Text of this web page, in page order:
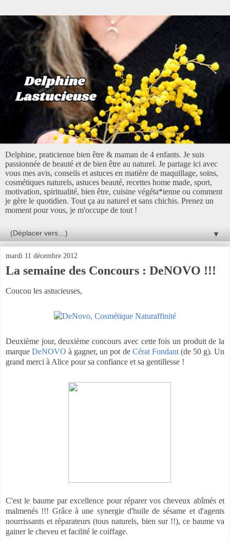
Delphine, praticienne bien être & maman de 4 enfants. Je suis
passionnée de beauté et de bien être au naturel. Je partage ici avec
vous mes avis, conseils et astuces en matière de maquillage, soins,
cosmétiques naturels, astuces beauté, recettes home made, sport,
motivation, spiritualité, bien être, cuisine végéta*ienne ou comment
je gère le quotidien. Tout ça au naturel et sans chichis. Prenez un
moment pour vous, je m'occupe de tout !
▼
mardi 11 décembre 2012
La semaine des Concours : DeNOVO !!!
Coucou les astucieuses,
Deuxième jour, deuxième concours avec cette fois un produit de la
marqueDeNOVOà gagner, un pot de Cérat Fondant(de 50 g). Un
grand merci à Alice pour sa confiance et sa gentillesse !
C'est le baume par excellence pour réparer vos cheveux abîmés et
malmenés !!! Grâce à une synergie d'huile de sésame et d'agents
nourrissants et réparateurs (tous naturels, bien sur !!), ce baume va
gainer le cheveu et facilité le coiffage.